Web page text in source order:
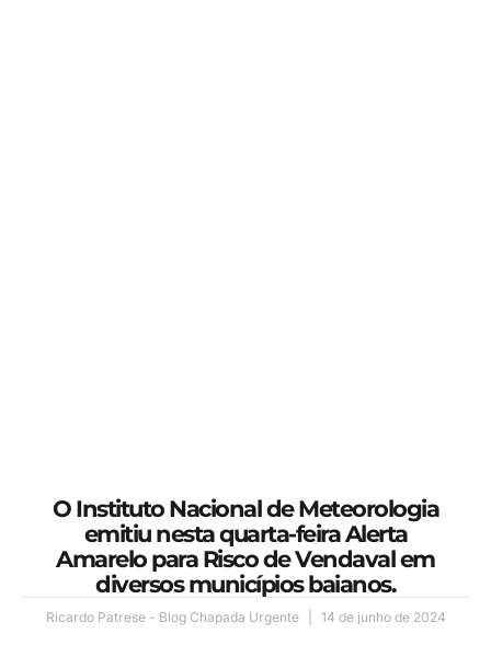
O Instituto Nacional de Meteorologia
emitiu nesta quarta-feira Alerta
Amarelo para Risco de Vendaval em
diversos municípios baianos.
Ricardo Patrese - Blog Chapada Urgente 14 de junho de 2024